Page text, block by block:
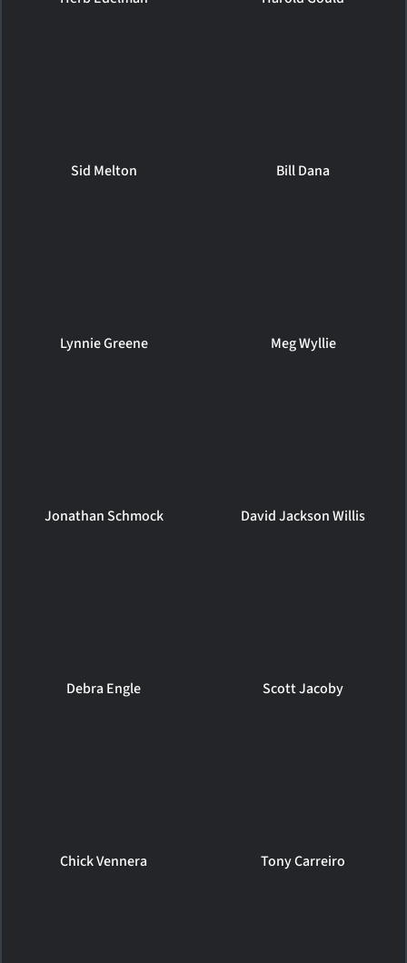
Sid Melton Bill Dana
Lynnie Greene Meg Wyllie
Jonathan Schmock David Jackson Willis
Debra Engle Scott Jacoby
Chick Vennera Tony Carreiro